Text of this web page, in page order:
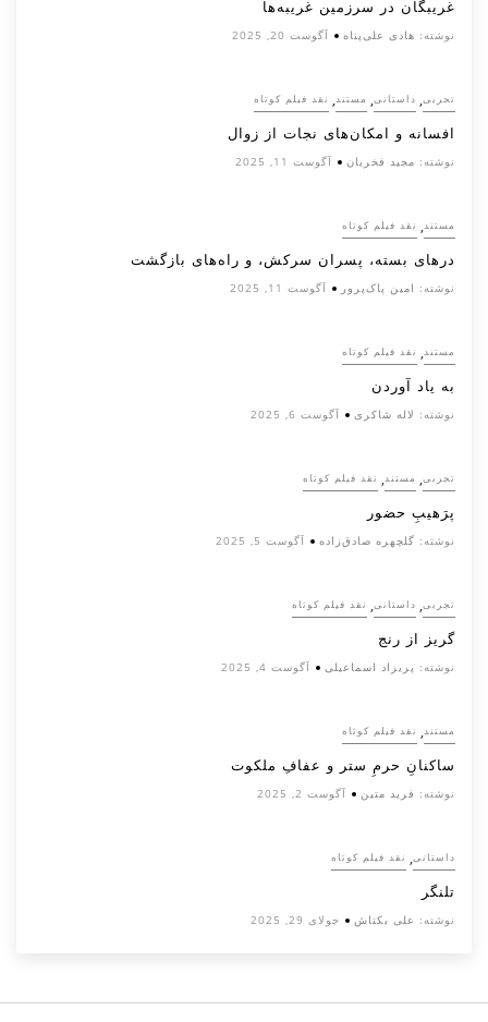
غریبگان در سرزمین غریبه‌ها
نوشته: هادی علی‌پناه آگوست 20, 2025
تجربی, داستانی, مستند, نقد فیلم کوتاه
افسانه‌ و امکان‌های نجات از زوال
نوشته: مجید فخریان آگوست 11, 2025
مستند, نقد فیلم کوتاه
درهای بسته، پسران سرکش، و راه‌های بازگشت
نوشته: امین پاک‌پرور آگوست 11, 2025
مستند, نقد فیلم کوتاه
به یاد آوردن
نوشته: لاله شاکری آگوست 6, 2025
تجربی, مستند, نقد فیلم کوتاه
پرَهیب‌ِ حضور
نوشته: گلچهره صادق‌زاده آگوست 5, 2025
تجربی, داستانی, نقد فیلم کوتاه
گریز از رنج
نوشته: پریزاد اسماعیلی آگوست 4, 2025
مستند, نقد فیلم کوتاه
ساکنانِ حرمِ ستر و عفافِ ملکوت
نوشته: فرید متین آگوست 2, 2025
داستانی, نقد فیلم کوتاه
تلنگر
نوشته: علی بکتاش جولای 29, 2025